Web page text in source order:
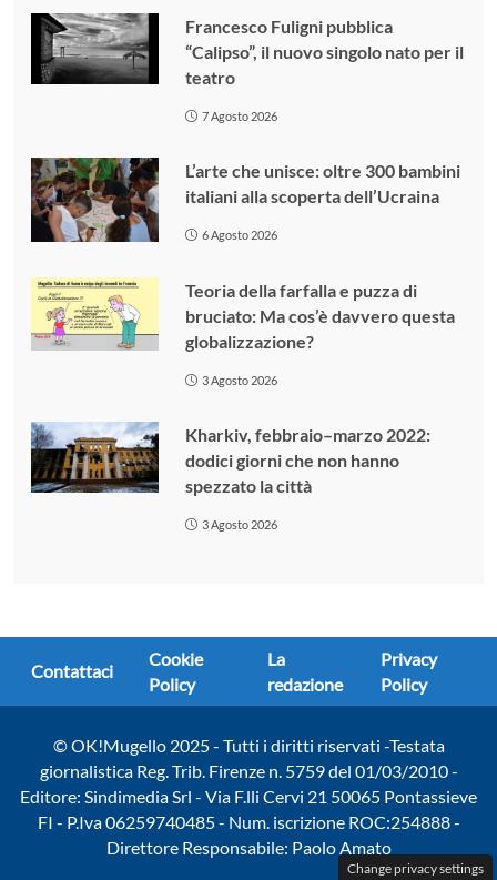
Francesco Fuligni pubblica
“Calipso”, il nuovo singolo nato per il
teatro
7 Agosto 2026
L’arte che unisce: oltre 300 bambini
italiani alla scoperta dell’Ucraina
6 Agosto 2026
Teoria della farfalla e puzza di
bruciato: Ma cos’è davvero questa
globalizzazione?
3 Agosto 2026
Kharkiv, febbraio–marzo 2022:
dodici giorni che non hanno
spezzato la città
3 Agosto 2026
Contattaci
Cookie
Policy
La
redazione
Privacy
Policy
© OK!Mugello 2025 - Tutti i diritti riservati -Testata
giornalistica Reg. Trib. Firenze n. 5759 del 01/03/2010 -
Editore: Sindimedia Srl - Via F.lli Cervi 21 50065 Pontassieve
FI - P.Iva 06259740485 - Num. iscrizione ROC:254888 -
Direttore Responsabile: Paolo Amato
Change privacy settings